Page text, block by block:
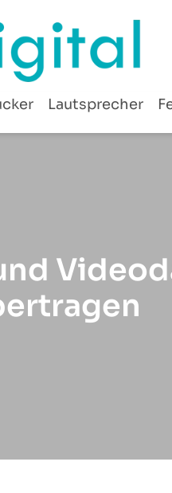
Lautsprecher